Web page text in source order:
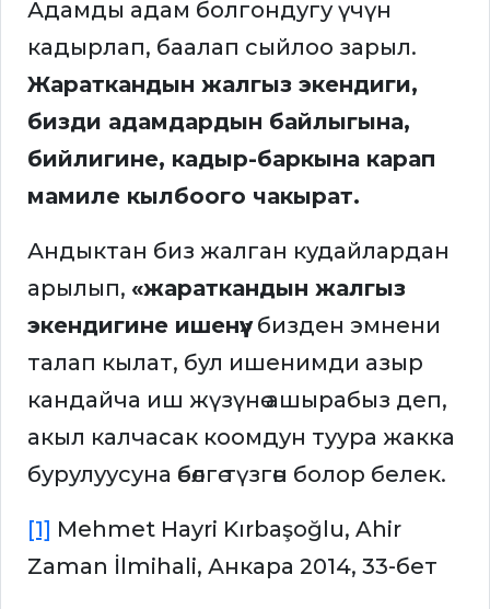
Адамды адам болгондугу үчүн
кадырлап, баалап сыйлоо зарыл.
Жараткандын жалгыз экендиги,
бизди адамдардын байлыгына,
бийлигине, кадыр-баркына карап
мамиле кылбоого чакырат.
Андыктан биз жалган кудайлардан
арылып, «жараткандын жалгыз
экендигине ишенүү»бизден эмнени
талап кылат, бул ишенимди азыр
кандайча иш жүзүнө ашырабыз деп,
акыл калчасак коомдун туура жакка
бурулуусуна өбөлгө түзгөн болор белек.
[1] Mehmet Hayri Kırbaşoğlu, Ahir
Zaman İlmihali, Анкара 2014, 33-бет